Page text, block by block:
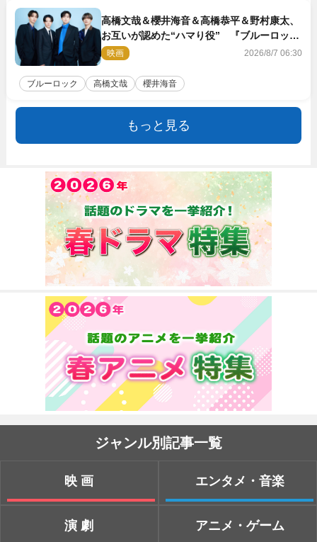
高橋文哉＆櫻井海音＆高橋恭平＆野村康太、
お互いが認めた“ハマり役” 『ブルーロッ
ク』で築いた最高のチームワーク
映画 2026/8/7 06:30
ブルーロック 高橋文哉 櫻井海音
もっと見る
ジャンル別記事一覧
映画
演劇
エンタメ・音楽
アニメ・ゲーム